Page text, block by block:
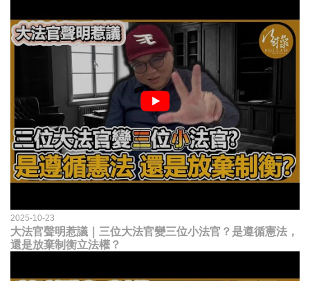
2025-10-23
大法官聲明惹議｜三位大法官變三位小法官？是遵循憲法，
還是放棄制衡立法權？